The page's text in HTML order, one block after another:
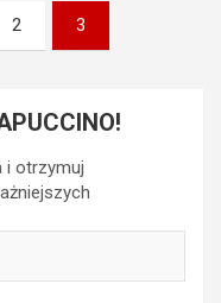
2 3
i otrzymuj